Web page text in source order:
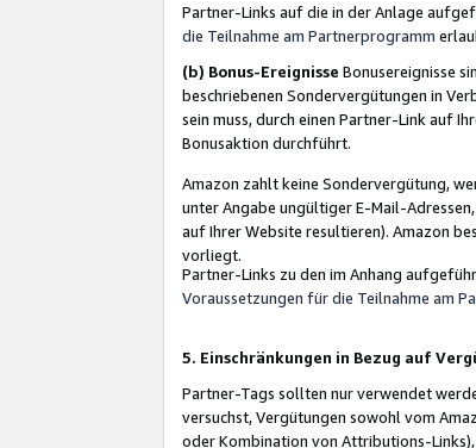
Partner-Links auf die in der Anlage
die Teilnahme am Partnerprogramm
(b) Bonus-Ereignisse Bonusereignisse
beschriebenen Sondervergütungen in
sein muss, durch einen Partner-Link auf
Bonusaktion durchführt.
Amazon zahlt keine Sondervergütung,
unter Angabe ungültiger E-Mail-
auf Ihrer Website resultieren). Amazon
vorliegt.
Partner-Links zu den im Anhang
Voraussetzungen für die Teilnahme am
5. Einschränkungen in Bezug auf
Partner-Tags sollten nur verwendet
versuchst, Vergütungen sowohl vom
oder Kombination von Attributions-